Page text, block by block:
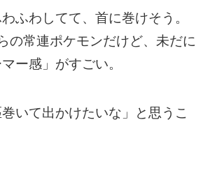
ふわしてて、首に巻けそう。
の常連ポケモンだけど、未だに
ー感」がすごい。
いて出かけたいな」と思うこ